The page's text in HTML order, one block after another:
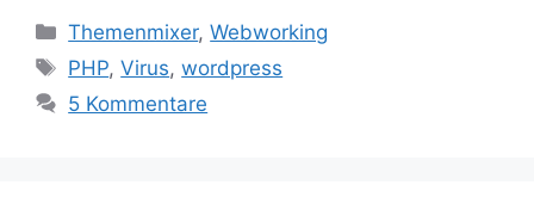
Kategorien
Themenmixer,Webworking
Schlagwörter
PHP,Virus,wordpress
5 Kommentare